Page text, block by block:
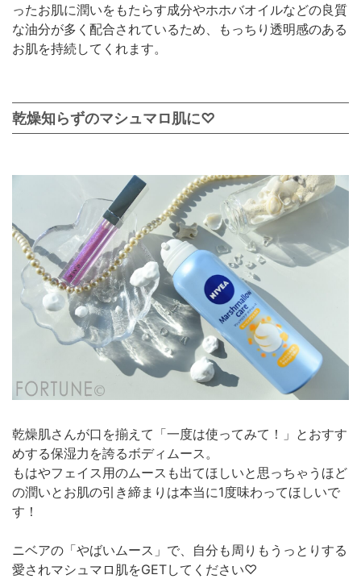
ったお肌に潤いをもたらす成分やホホバオイルなどの良質
な油分が多く配合されているため、もっちり透明感のある
お肌を持続してくれます。
乾燥知らずのマシュマロ肌に♡
乾燥肌さんが口を揃えて「一度は使ってみて！」とおすす
めする保湿力を誇るボディムース。
もはやフェイス用のムースも出てほしいと思っちゃうほど
の潤いとお肌の引き締まりは本当に1度味わってほしいで
す！
ニベアの「やばいムース」で、自分も周りもうっとりする
愛されマシュマロ肌をGETしてください♡